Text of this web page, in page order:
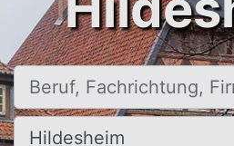
Beruf, Fachrichtung, Firma
Ort, Stadt